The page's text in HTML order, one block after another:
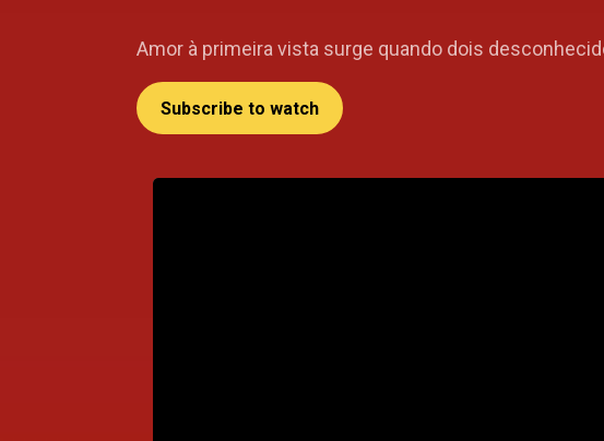
Amor à primeira vista surge quando dois
Subscribe to watch